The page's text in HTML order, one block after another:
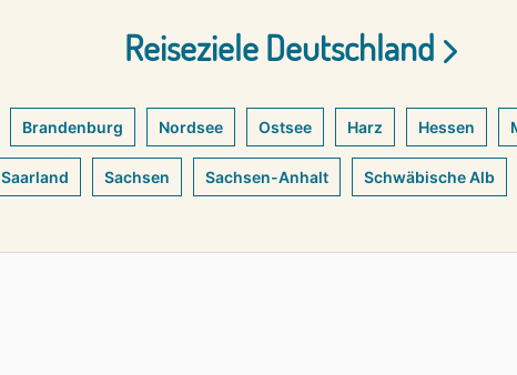
Reiseziele Deutschland
Brandenburg Nordsee Ostsee Harz Hessen
Saarland Sachsen Sachsen-Anhalt Schwäbische Alb